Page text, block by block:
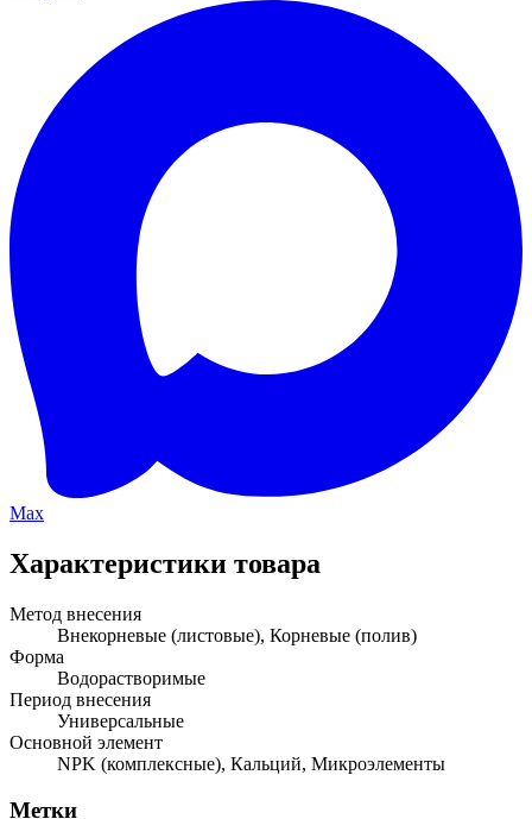
Max
Характеристики товара
Метод внесения
Внекорневые (листовые), Корневые (полив)
Форма
Водорастворимые
Период внесения
Универсальные
Основной элемент
NPK (комплексные), Кальций, Микроэлементы
Метки